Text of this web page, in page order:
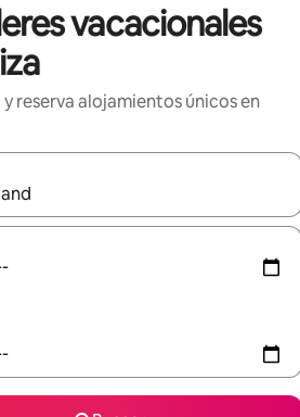
vacacionales
reserva alojamientos únicos en
resultados estén disponibles, navega